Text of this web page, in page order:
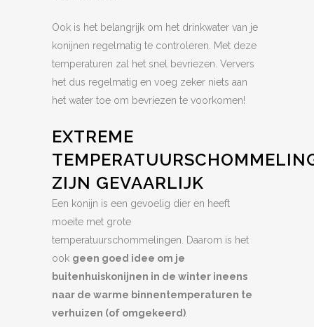
Ook is het belangrijk om het drinkwater van je
konijnen regelmatig te controleren. Met deze
temperaturen zal het snel bevriezen. Ververs
het dus regelmatig en voeg zeker niets aan
het water toe om bevriezen te voorkomen!
EXTREME
ZIJN GEVAARLIJK
Een konijn is een gevoelig dier en heeft
moeite met grote
temperatuurschommelingen. Daarom is het
ook geen goed idee om je
buitenhuiskonijnen in de winter ineens
naar de warme binnentemperaturen te
verhuizen (of omgekeerd)